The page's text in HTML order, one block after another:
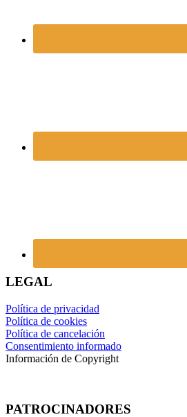
LEGAL
Política de privacidad
Política de cookies
Política de cancelación
Consentimiento informado
Información de Copyright
PATROCINADORES